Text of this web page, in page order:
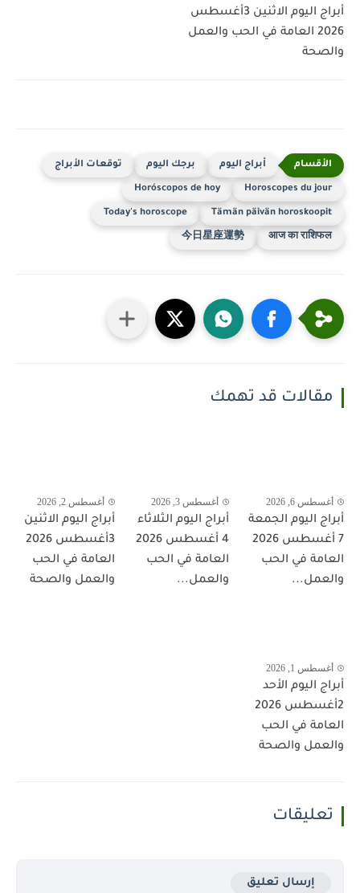
أبراج اليوم الاثنين 3أغسطس
2026 العامة في الحب والعمل
والصحة
أبراج اليوم برجك اليوم توقعات الأبراج
Horoscopes du jour
Horóscopos de hoy
Tämän päivän horoskoopit
Today's horoscope
आज का राशिफल
今日星座運勢
مقالات قد تهمك
أغسطس 6, 2026
أبراج اليوم الجمعة
7 أغسطس 2026
العامة في الحب
والعمل...
أغسطس 3, 2026
أبراج اليوم الثلاثاء
4 أغسطس 2026
العامة في الحب
والعمل...
أغسطس 2, 2026
أبراج اليوم الاثنين
3أغسطس 2026
العامة في الحب
والعمل والصحة
أغسطس 1, 2026
أبراج اليوم الأحد
2أغسطس 2026
العامة في الحب
والعمل والصحة
تعليقات
إرسال تعليق